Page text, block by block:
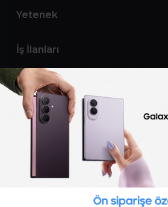
Yetenek
İş İlanları
Sertifika Programları
Yetenek Testleri